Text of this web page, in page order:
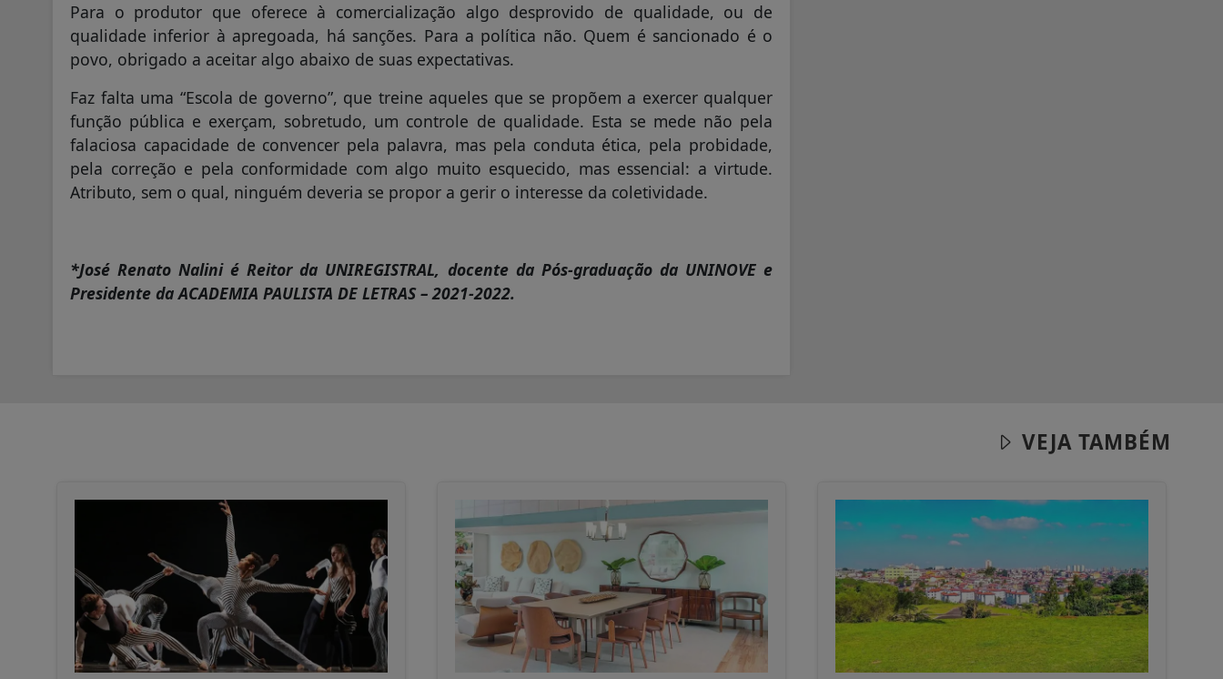
Para o produtor que oferece à comercialização algo desprovido de qualidade, ou de
qualidade inferior à apregoada, há sanções. Para a política não. Quem é sancionado é o
povo, obrigado a aceitar algo abaixo de suas expectativas.
Faz falta uma “Escola de governo”, que treine aqueles que se propõem a exercer qualquer
função pública e exerçam, sobretudo, um controle de qualidade. Esta se mede não pela
falaciosa capacidade de convencer pela palavra, mas pela conduta ética, pela probidade,
pela correção e pela conformidade com algo muito esquecido, mas essencial: a virtude.
Atributo, sem o qual, ninguém deveria se propor a gerir o interesse da coletividade.
*José Renato Nalini é Reitor da UNIREGISTRAL, docente da Pós-graduação da UNINOVE e
Presidente da ACADEMIA PAULISTA DE LETRAS – 2021-2022.
VEJA TAMBÉM